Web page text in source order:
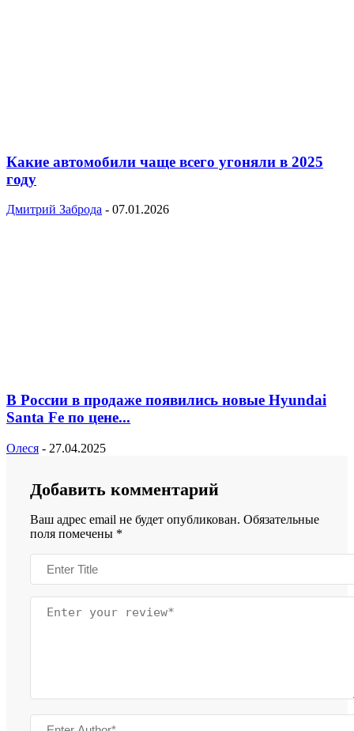
Какие автомобили чаще всего угоняли в 2025
году
Дмитрий Заброда - 07.01.2026
В России в продаже появились новые Hyundai
Santa Fe по цене...
Олеся - 27.04.2025
Добавить комментарий
Ваш адрес email не будет опубликован. Обязательные
поля помечены *